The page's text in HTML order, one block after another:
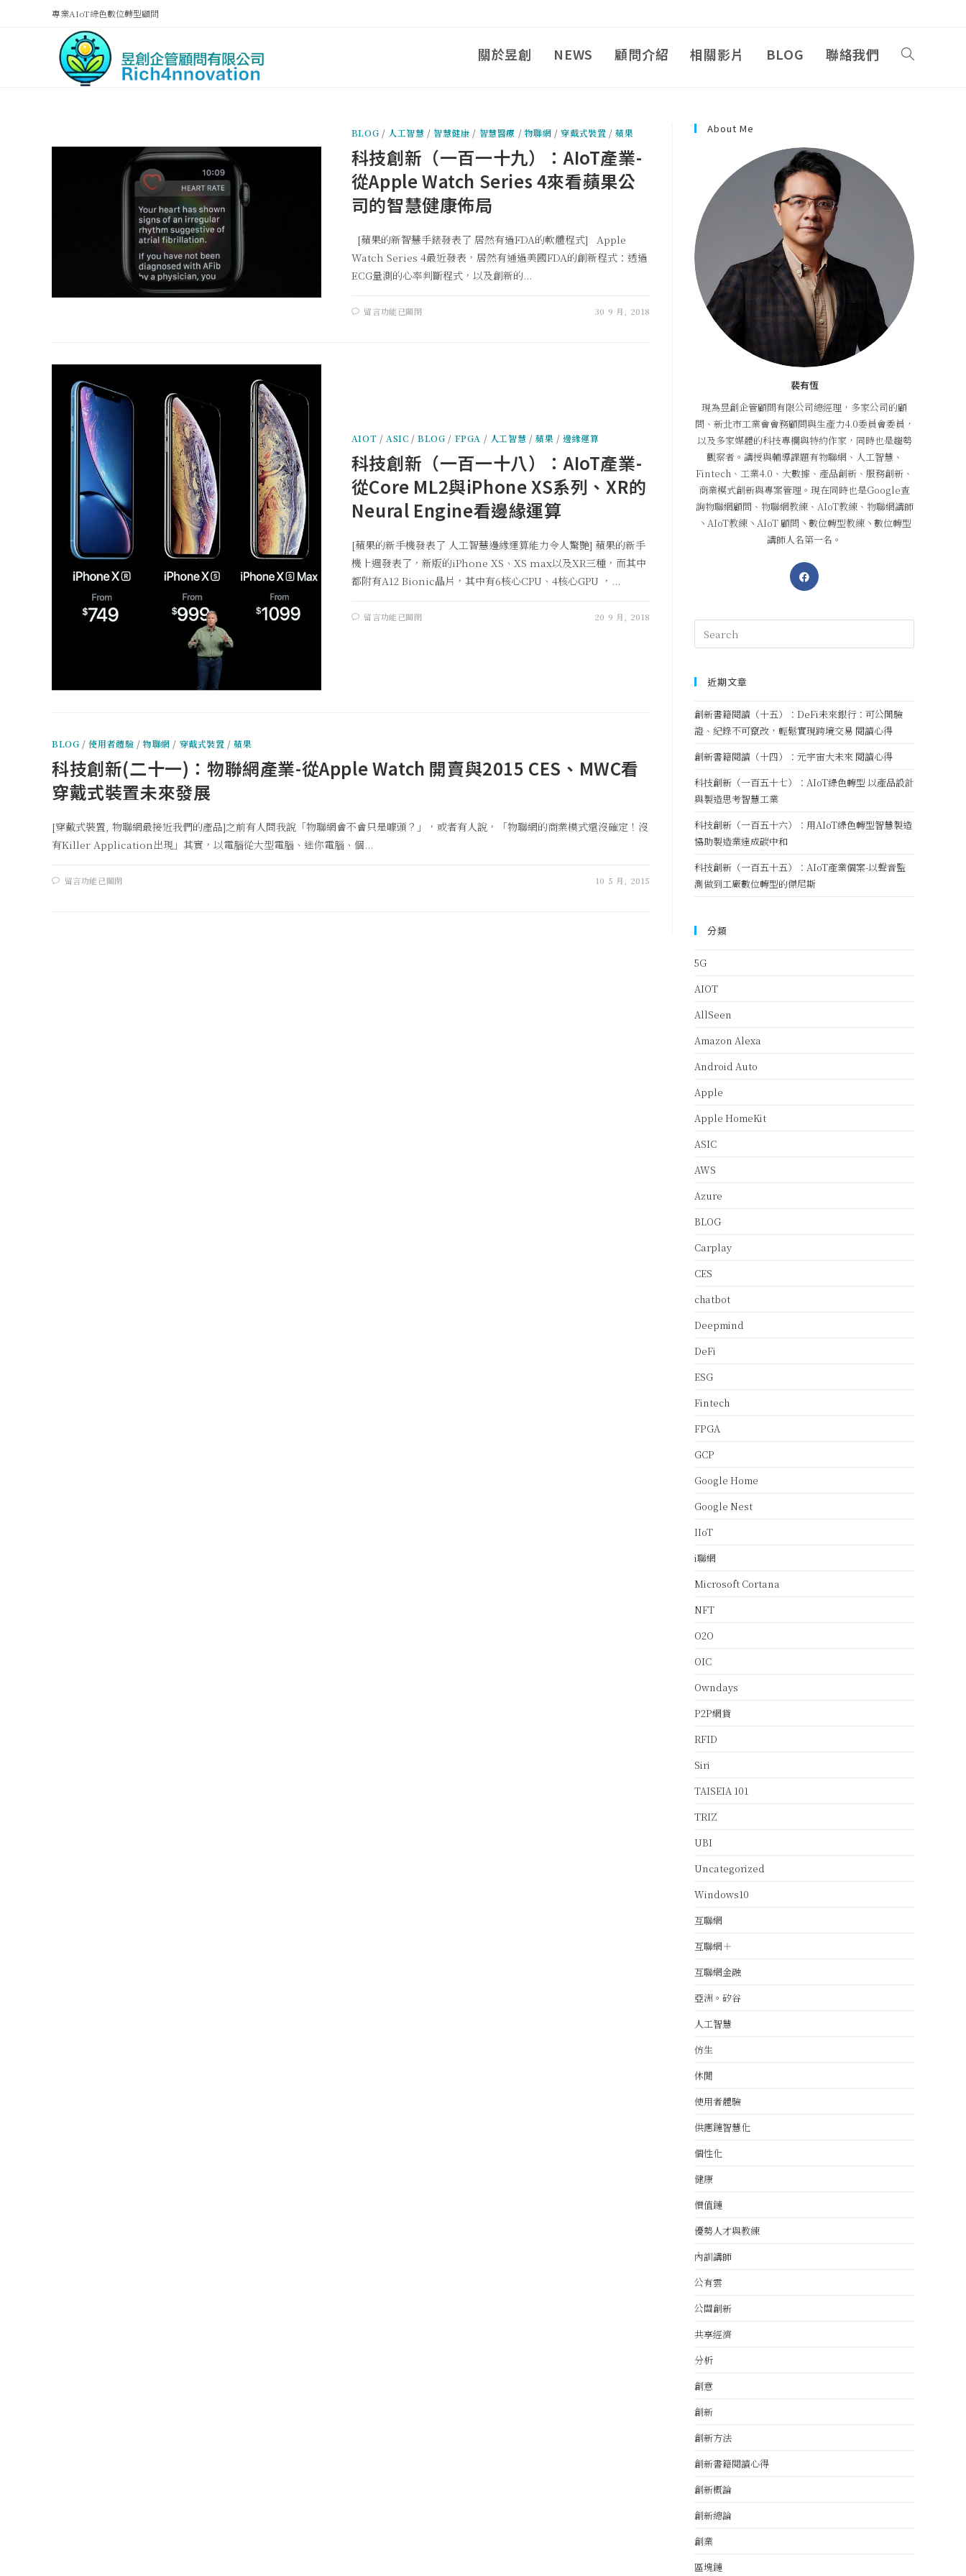
專業AIoT綠色數位轉型顧問
關於昱創 NEWS 顧問介紹 相關影片 BLOG 聯絡我們
BLOG / 人工智慧 /智慧健康 / 智慧醫療 / 物聯網 /穿戴式裝置 /蘋果
科技創新（一百一十九）：AIoT產業-
從Apple Watch Series 4來看蘋果公
司的智慧健康佈局
[蘋果的新智慧手錶發表了 居然有過FDA的軟體程式] Apple
Watch Series 4最近發表，居然有通過美國FDA的創新程式：透過
ECG量測的心率判斷程式，以及創新的...
留言功能已關閉 30 9 月, 2018
AIOT / ASIC /BLOG / FPGA / 人工智慧 / 蘋果 / 邊緣運算
科技創新（一百一十八）：AIoT產業-
從Core ML2與iPhone XS系列、XR的
Neural Engine看邊緣運算
[蘋果的新手機發表了 人工智慧邊緣運算能力令人驚艷] 蘋果的新手
機上週發表了，新版的iPhone XS、XS max以及XR三種，而其中
都附有A12 Bionic晶片，其中有6核心CPU、4核心GPU ，...
留言功能已關閉 20 9 月, 2018
BLOG /使用者體驗 /物聯網 / 穿戴式裝置 /蘋果
科技創新(二十一)：物聯網產業-從Apple Watch 開賣與2015 CES、MWC看
穿戴式裝置未來發展
[穿戴式裝置, 物聯網最接近我們的產品]之前有人問我說「物聯網會不會只是噱頭？」，或者有人說，「物聯網的商業模式還沒確定！沒
有Killer Application出現」其實，以電腦從大型電腦、迷你電腦、個...
留言功能已關閉 10 5 月, 2015
About Me
裴有恆
現為昱創企管顧問有限公司總經理，多家公司的顧
問、新北市工業會會務顧問與生產力4.0委員會委員，
以及多家媒體的科技專欄與特約作家，同時也是趨勢
觀察者。講授與輔導課題有物聯網、人工智慧、
Fintech、工業4.0、大數據、產品創新、服務創新、
商業模式創新與專案管理。現在同時也是Google查
詢物聯網顧問、物聯網教練、AIoT教練、物聯網講師
丶AIoT教練丶AIoT 顧問丶數位轉型教練丶數位轉型
講師人名第一名。
近期文章
創新書籍閱讀（十五）：DeFi未來銀行：可公開驗
證、紀錄不可竄改，輕鬆實現跨境交易 閱讀心得
創新書籍閱讀（十四）：元宇宙大未來 閱讀心得
科技創新（一百五十七）：AIoT綠色轉型 以產品設計
與製造思考智慧工業
科技創新（一百五十六）：用AIoT綠色轉型智慧製造
協助製造業達成碳中和
科技創新（一百五十五）：AIoT產業個案-以聲音監
測做到工廠數位轉型的傑尼斯
分類
5G
AIOT
AllSeen
Amazon Alexa
Android Auto
Apple
Apple HomeKit
ASIC
AWS
Azure
BLOG
Carplay
CES
chatbot
Deepmind
DeFi
ESG
Fintech
FPGA
GCP
Google Home
Google Nest
IIoT
i聯網
Microsoft Cortana
NFT
O2O
OIC
Owndays
P2P網貸
RFID
Siri
TAISEIA 101
TRIZ
UBI
Uncategorized
Windows10
互聯網
互聯網＋
互聯網金融
亞洲。矽谷
人工智慧
仿生
休閒
使用者體驗
供應鏈智慧化
個性化
健康
價值鏈
優勢人才與教練
內訓講師
公有雲
公關創新
共享經濟
分析
創意
創新
創新方法
創新書籍閱讀心得
創新概論
創新總論
創業
區塊鏈